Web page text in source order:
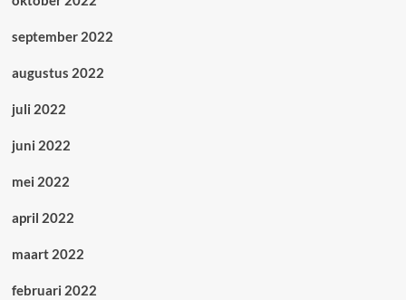
september 2022
augustus 2022
juli 2022
juni 2022
mei 2022
april 2022
maart 2022
februari 2022